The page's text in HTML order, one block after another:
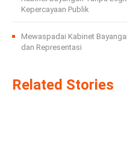
Kepercayaan Publik
Mewaspadai Kabinet
dan Representasi
Related Stories